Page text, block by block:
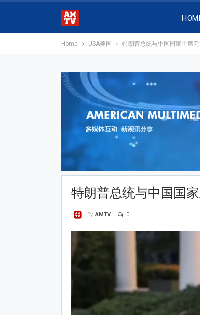
Home USA美国 特朗普总统与中国国家主席
特朗普总统与中国国
By AMTV 0